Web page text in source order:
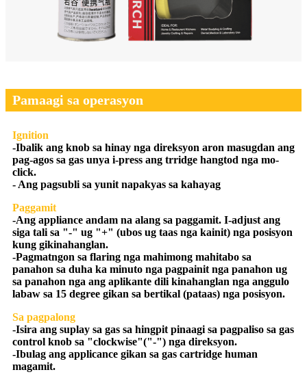
Pamaagi sa operasyon
Ignition
-Ibalik ang knob sa hinay nga direksyon aron masugdan ang
pag-agos sa gas unya i-press ang trridge hangtod nga mo-
click.
- Ang pagsubli sa yunit napakyas sa kahayag
Paggamit
-Ang appliance andam na alang sa paggamit. I-adjust ang
siga tali sa "-" ug "+" (ubos ug taas nga kainit) nga posisyon
kung gikinahanglan.
-Pagmatngon sa flaring nga mahimong mahitabo sa
panahon sa duha ka minuto nga pagpainit nga panahon ug
sa panahon nga ang aplikante dili kinahanglan nga anggulo
labaw sa 15 degree gikan sa bertikal (pataas) nga posisyon.
Sa pagpalong
-Isira ang suplay sa gas sa hingpit pinaagi sa pagpaliso sa gas
control knob sa "clockwise"("-") nga direksyon.
-Ibulag ang applicance gikan sa gas cartridge human
magamit.